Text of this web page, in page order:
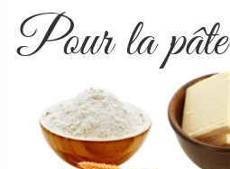
Pour la